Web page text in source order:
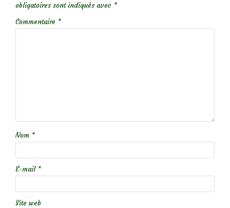
obligatoires sont indiqués avec *
Commentaire *
Nom *
E-mail *
Site web